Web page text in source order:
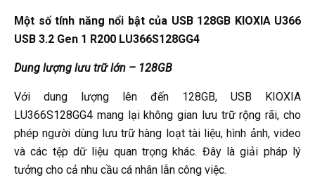
Một số tính năng nổi bật của USB 128GB KIOXIA U366
USB 3.2 Gen 1 R200 LU366S128GG4
Dung lượng lưu trữ lớn – 128GB
Với dung lượng lên đến 128GB, USB KIOXIA
LU366S128GG4 mang lại không gian lưu trữ rộng rãi, cho
phép người dùng lưu trữ hàng loạt tài liệu, hình ảnh, video
và các tệp dữ liệu quan trọng khác. Đây là giải pháp lý
tưởng cho cả nhu cầu cá nhân lẫn công việc.